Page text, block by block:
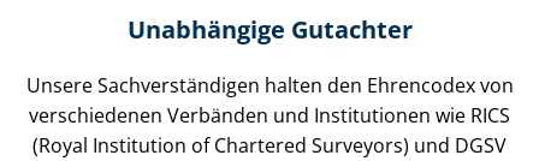
Unabhängige Gutachter
Unsere Sach­ver­stän­di­gen halten den Ehrencodex von
verschiedenen Verbänden und Institutionen wie RICS
(Royal Institution of Chartered Surveyors) und DGSV